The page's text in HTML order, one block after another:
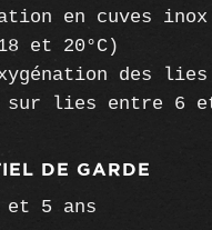
en cuves
et 20°C)
des lies
sur lies entre 6
DE GARDE
et 5 ans